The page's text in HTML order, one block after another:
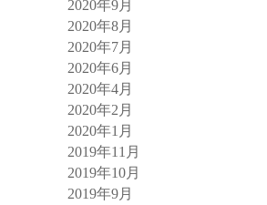
2020年9月
2020年8月
2020年7月
2020年6月
2020年4月
2020年2月
2020年1月
2019年11月
2019年10月
2019年9月